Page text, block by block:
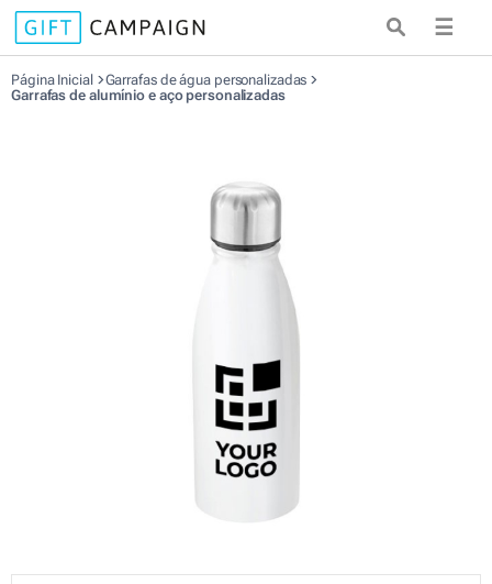
☰
Página Inicial
Garrafas de água personalizadas
Garrafas de alumínio e aço personalizadas